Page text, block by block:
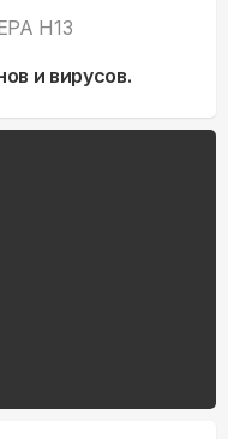
H13
и вирусов.